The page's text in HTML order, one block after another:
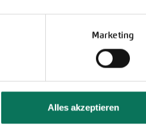
Marketing
Alles akzeptieren